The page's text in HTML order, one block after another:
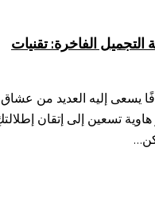
الفاخرة: تقنيات
يسعى إليه العديد من عشاق
تسعين إلى إتقان